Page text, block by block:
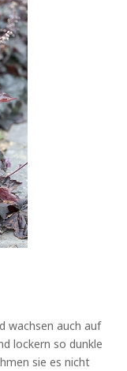
wachsen auch auf
lockern so dunkle
sie es nicht